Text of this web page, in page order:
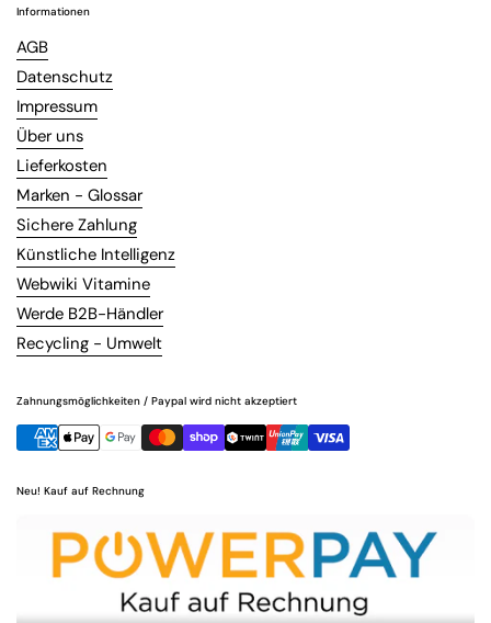
Informationen
AGB
Datenschutz
Impressum
Über uns
Lieferkosten
Marken - Glossar
Sichere Zahlung
Künstliche Intelligenz
Webwiki Vitamine
Werde B2B-Händler
Recycling - Umwelt
Zahnungsmöglichkeiten / Paypal wird nicht akzeptiert
Neu! Kauf auf Rechnung